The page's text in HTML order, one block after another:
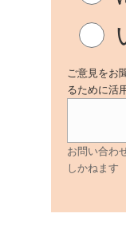
ご意見をお
るために活
お問い合わ
しかねます